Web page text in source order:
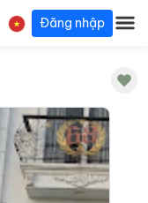
Đăng nhập